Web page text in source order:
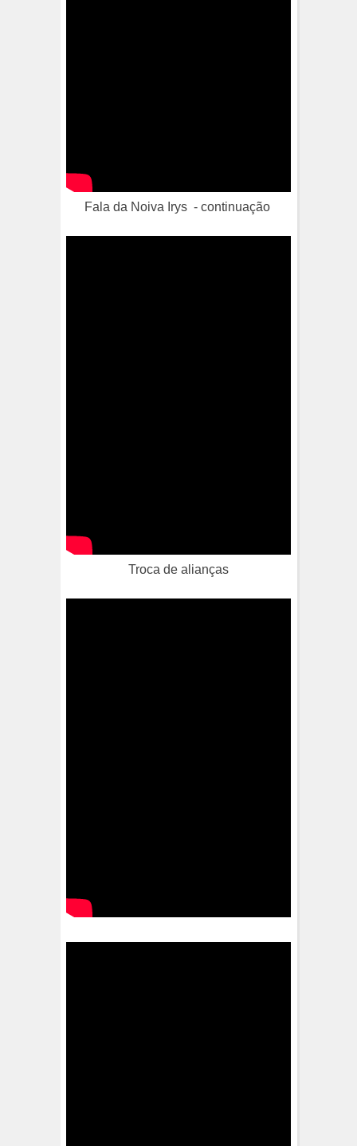
Fala da Noiva Irys - continuação
Troca de alianças